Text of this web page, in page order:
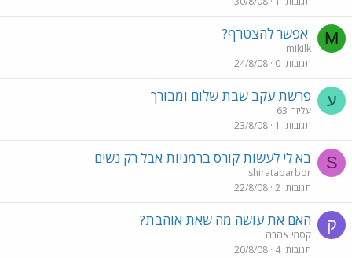
M אפשר להצטרף?
mikilk
תגובות 0
24/8/08
ע פרשת עקב שבת שלום ומבורך
עליזה 63
תגובות 1
23/8/08
S בא לי לעשות קורס ברמניות אבל רק נשים
shiratabarbor
תגובות 2
22/8/08
ק האם את עושה מה שאת אוהבת?
קסמי אהבה
תגובות 4
20/8/08